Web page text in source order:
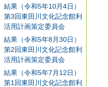
結果（令和5年10月4日）
第3回東田川文化記念館利
活用計画策定委員会
結果（令和5年8月30日）
第2回東田川文化記念館利
活用計画策定委員会
結果（令和5年7月12日）
第1回東田川文化記念館利